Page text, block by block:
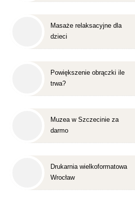
Masaże relaksacyjne dla
dzieci
Powiększenie obrączki ile
trwa?
Muzea w Szczecinie za
darmo
Drukarnia wielkoformatowa
Wrocław